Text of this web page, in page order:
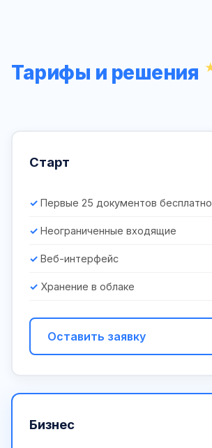
Тарифы и решения
Старт
Первые 25 документов бесплатно
Неограниченные входящие
Веб-интерфейс
Хранение в облаке
Оставить заявку
Бизнес